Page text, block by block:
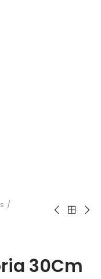
30Cm